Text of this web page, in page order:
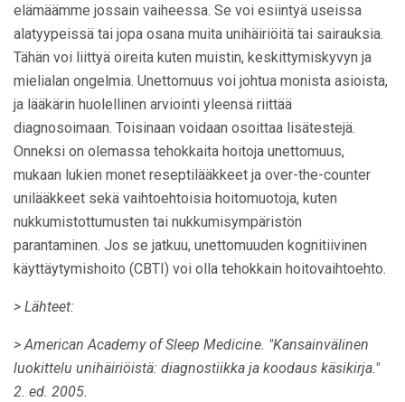
elämäämme jossain vaiheessa. Se voi esiintyä useissa
alatyypeissä tai jopa osana muita unihäiriöitä tai sairauksia.
Tähän voi liittyä oireita kuten muistin, keskittymiskyvyn ja
mielialan ongelmia. Unettomuus voi johtua monista asioista,
ja lääkärin huolellinen arviointi yleensä riittää
diagnosoimaan. Toisinaan voidaan osoittaa lisätestejä.
Onneksi on olemassa tehokkaita hoitoja unettomuus,
mukaan lukien monet reseptilääkkeet ja over-the-counter
unilääkkeet sekä vaihtoehtoisia hoitomuotoja, kuten
nukkumistottumusten tai nukkumisympäristön
parantaminen. Jos se jatkuu, unettomuuden kognitiivinen
käyttäytymishoito (CBTI) voi olla tehokkain hoitovaihtoehto.
> Lähteet:
> American Academy of Sleep Medicine. "Kansainvälinen
luokittelu unihäiriöistä: diagnostiikka ja koodaus käsikirja."
2. ed. 2005.